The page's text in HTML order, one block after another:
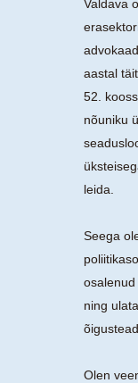
Valdava
aastal
52.
nõuniku
leida.
Seega
ning
Olen